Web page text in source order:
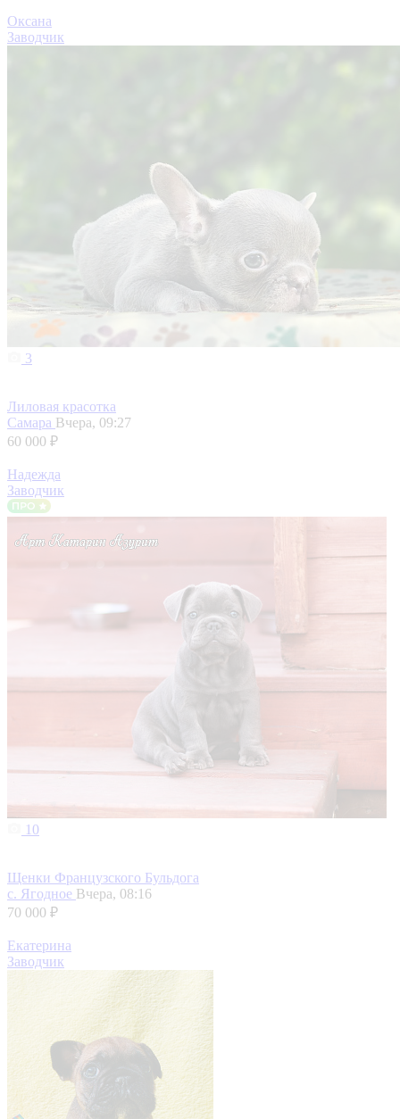
Оксана
Заводчик
3
Лиловая красотка
Самара Вчера, 09:27
60 000 ₽
Надежда
Заводчик
10
Щенки Французского Бульдога
с. Ягодное Вчера, 08:16
70 000 ₽
Екатерина
Заводчик